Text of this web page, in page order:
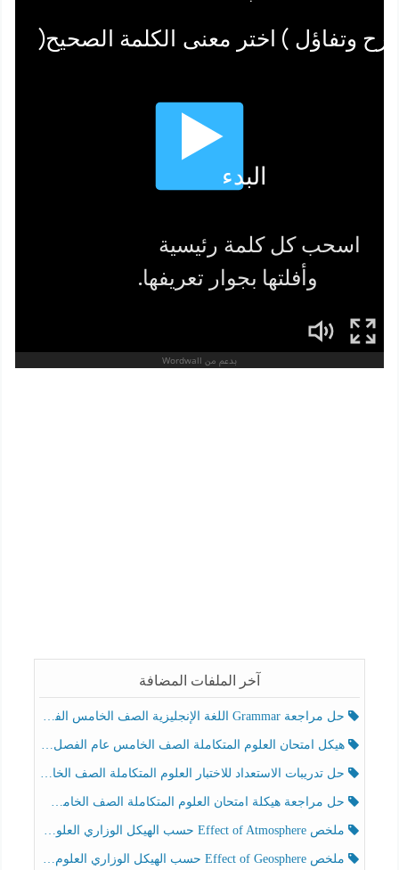
آخر الملفات المضافة
حل مراجعة Grammar اللغة الإنجليزية الصف الخامس الفصل الثالث
هيكل امتحان العلوم المتكاملة الصف الخامس عام الفصل الدراسي الثالث 2025-2026
حل تدريبات الاستعداد للاختبار العلوم المتكاملة الصف الخامس عام الفصل الثالث
حل مراجعة هيكلة امتحان العلوم المتكاملة الصف الخامس انسبير الفصل الثالث
ملخص Effect of Atmosphere حسب الهيكل الوزاري العلوم المتكاملة الصف الخامس انسبير الفصل الثالث
ملخص Effect of Geosphere حسب الهيكل الوزاري العلوم المتكاملة الصف الخامس انسبير الفصل الثالث